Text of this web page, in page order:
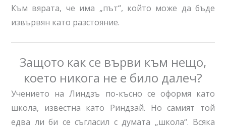
Към вярата, че има „път“, който може да бъде
извървян като разстояние.
Защото как се върви към нещо,
което никога не е било далеч?
Учението на Линдзъ по-късно се оформя като
школа, известна като Риндзай. Но самият той
едва ли би се съгласил с думата „школа“. Всяка